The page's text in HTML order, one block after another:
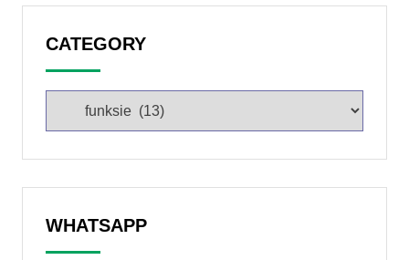
CATEGORY
WHATSAPP